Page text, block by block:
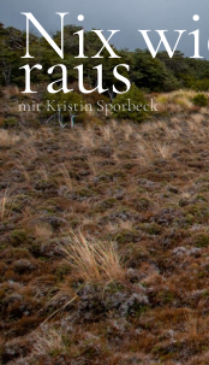
Nix
raus
mit Kristin Sporbeck